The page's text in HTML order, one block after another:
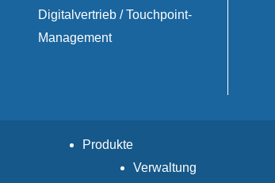
Digitalvertrieb / Touchpoint-
Management
Produkte
Verwaltung